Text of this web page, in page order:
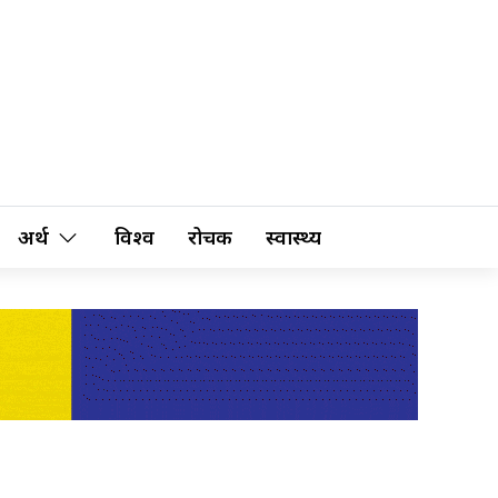
अर्थ विश्व रोचक स्वास्थ्य